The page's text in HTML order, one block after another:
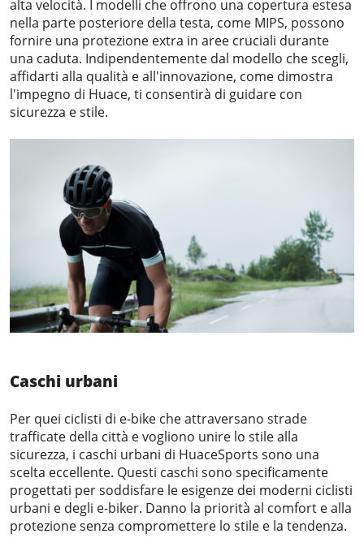
alta velocità. I modelli che offrono una copertura estesa
nella parte posteriore della testa, come MIPS, possono
fornire una protezione extra in aree cruciali durante
una caduta. Indipendentemente dal modello che scegli,
affidarti alla qualità e all'innovazione, come dimostra
l'impegno di Huace, ti consentirà di guidare con
sicurezza e stile.
Caschi urbani
Per quei ciclisti di e-bike che attraversano strade
trafficate della città e vogliono unire lo stile alla
sicurezza, i caschi urbani di HuaceSports sono una
scelta eccellente. Questi caschi sono specificamente
progettati per soddisfare le esigenze dei moderni ciclisti
urbani e degli e-biker. Danno la priorità al comfort e alla
protezione senza compromettere lo stile e la tendenza.